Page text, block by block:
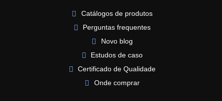
Catálogos de produtos
Perguntas frequentes
Novo blog
Estudos de caso
Certificado de Qualidade
Onde comprar